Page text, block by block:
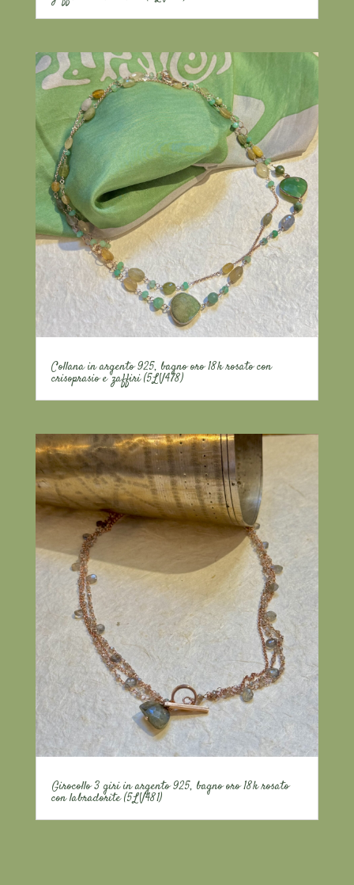
Collana in argento 925, bagno oro 18k rosato con
crisoprasio e zaffiri (5LV478)
Girocollo 3 giri in argento 925, bagno oro 18k rosato
con labradorite (5LV481)